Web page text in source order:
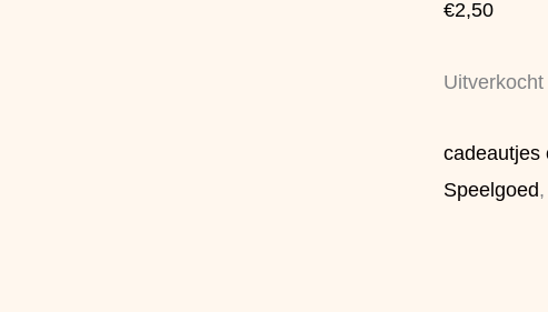
€2,50
Uitverkocht
cadeautjes
Speelgoed,